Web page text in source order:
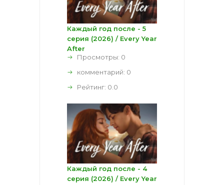
Каждый год после - 5
серия (2026) / Every Year
After
Просмотры: 0
комментарий: 0
Рейтинг: 0.0
Каждый год после - 4
серия (2026) / Every Year